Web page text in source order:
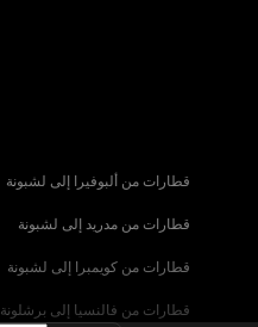
قطارات من ألبوفيرا إلى لشبونة
قطارات من مدريد إلى لشبونة
قطارات من كويمبرا إلى لشبونة
قطارات من فالنسيا إلى برشلونة